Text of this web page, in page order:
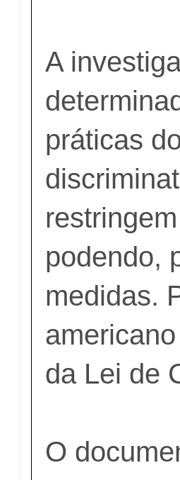
A
práticas
podendo,
medidas.
da Lei de
O